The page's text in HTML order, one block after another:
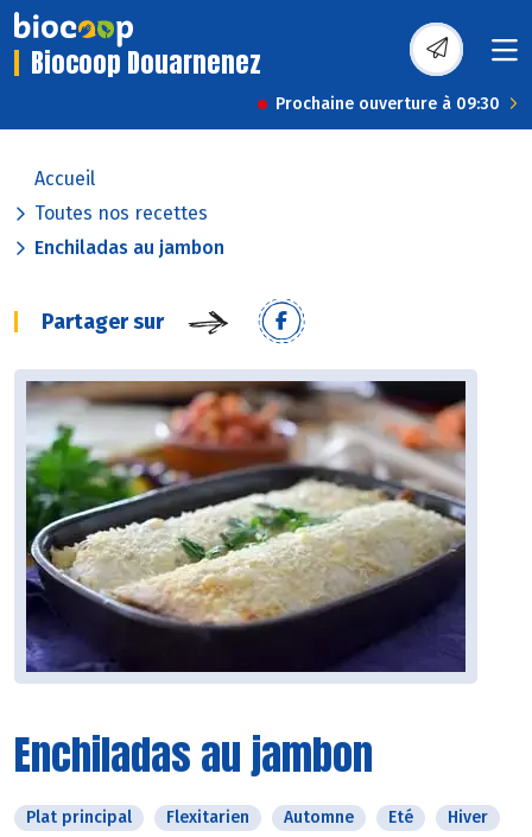
Biocoop Douarnenez
Prochaine ouverture à 09:30
Accueil
Toutes nos recettes
Enchiladas au jambon
Partager sur
Enchiladas au jambon
Plat principal Flexitarien Automne Eté
Hiver